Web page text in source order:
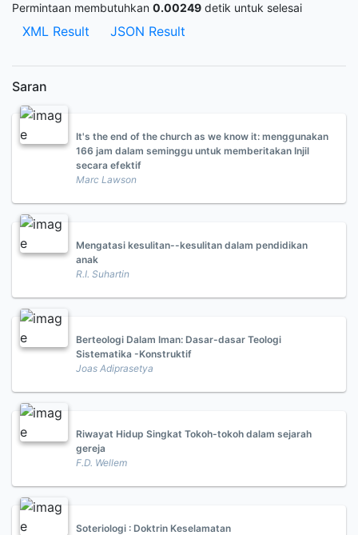
Permintaan membutuhkan 0.00249 detik untuk selesai
XML Result JSON Result
Saran
It's the end of the church as we know it: menggunakan
166 jam dalam seminggu untuk memberitakan Injil
secara efektif
Marc Lawson
Mengatasi kesulitan--kesulitan dalam pendidikan
anak
R.I. Suhartin
Berteologi Dalam Iman: Dasar-dasar Teologi
Sistematika -Konstruktif
Joas Adiprasetya
Riwayat Hidup Singkat Tokoh-tokoh dalam sejarah
gereja
F.D. Wellem
Soteriologi : Doktrin Keselamatan